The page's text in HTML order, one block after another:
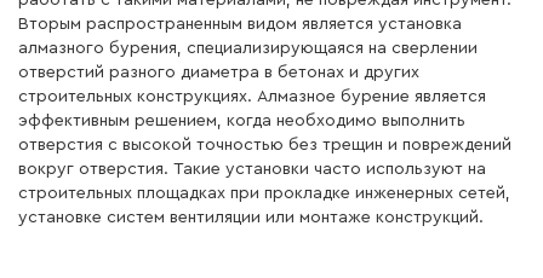
Вторым распространенным видом является установка
алмазного бурения, специализирующаяся на сверлении
отверстий разного диаметра в бетонах и других
строительных конструкциях. Алмазное бурение является
эффективным решением, когда необходимо выполнить
отверстия с высокой точностью без трещин и повреждений
вокруг отверстия. Такие установки часто используют на
строительных площадках при прокладке инженерных сетей,
установке систем вентиляции или монтаже конструкций.